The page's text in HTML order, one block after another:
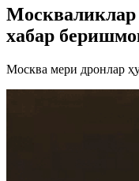
Москваликлар
хабар
Москва мери дронлар